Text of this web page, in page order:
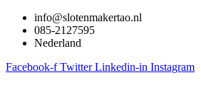
naar
info@slotenmakertao.nl
085-2127595
Nederland
Facebook-f Twitter Linkedin-in Instagram